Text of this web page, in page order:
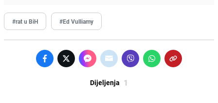
#rat u BiH #Ed Vulliamy
Dijeljenja 1